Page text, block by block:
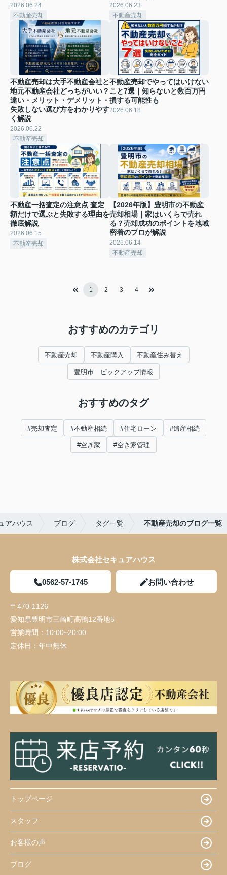
2026.06.24
不動産売却
2026.06.23
不動産売却
不動産売却は大手不動産会社と
地元不動産会社どっちがいい？
違い・メリット・デメリット・
失敗しない選び方をわかりやす
く解説
2026.06.22
不動産売却
不動産売却でやってはいけない
こと7選｜知らないと数百万円
損する可能性も
2026.06.18
不動産一括査定の注意点 査定
額だけで選ぶと失敗する理由を
徹底解説
2026.06.15
不動産売却
【2026年版】豊明市の不動産
売却相場｜家はいくらで売れ
る？売却成功のポイントを地域
密着のプロが解説
2026.06.14
不動産売却
1 2 3 4
おすすめのカテゴリ
不動産売却 不動産購入 不動産住み替え
豊明市 ピックアップ情報
おすすめのタグ
#売却査定 #不動産相続 #住宅ローン #遺産相続
#空き家 #空き家管理
アハウス ブログ タグ一覧 不動産売却のブログ一覧
株式会社セキュアハウス
0562-57-1745 お問い合わせ
〒470-1126
愛知県豊明市三崎町高鴨12番地5
営業時間： 10:00~20:00
定休日： 年中無休
トップページ
スタッフ
お客様の声
ブログ